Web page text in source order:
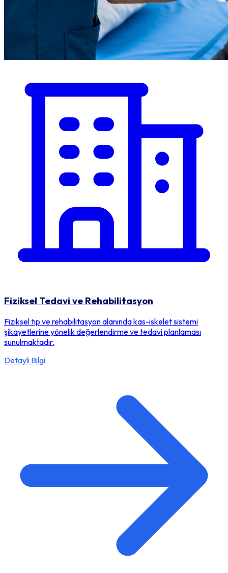
Fiziksel Tedavi ve Rehabilitasyon
Fiziksel tıp ve rehabilitasyon alanında kas-iskelet sistemi
şikayetlerine yönelik değerlendirme ve tedavi planlaması
sunulmaktadır.
Detaylı Bilgi